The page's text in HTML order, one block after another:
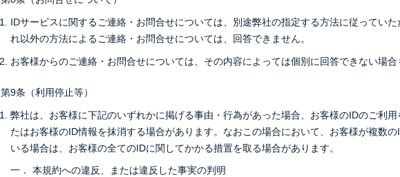
IDサービスに関するご連絡・お問合せについては、別途弊社の指定する方法に従っていた
れ以外の方法によるご連絡・お問合せについては、回答できません。
お客様からのご連絡・お問合せについては、その内容によっては個別に回答できない場合
第9条（利用停止等）
弊社は、お客様に下記のいずれかに掲げる事由・行為があった場合、お客様のIDのご利用
たはお客様のID情報を抹消する場合があります。なおこの場合において、お客様が複数の
いる場合は、お客様の全てのIDに関してかかる措置を取る場合があります。
一． 本規約への違反、または違反した事実の判明